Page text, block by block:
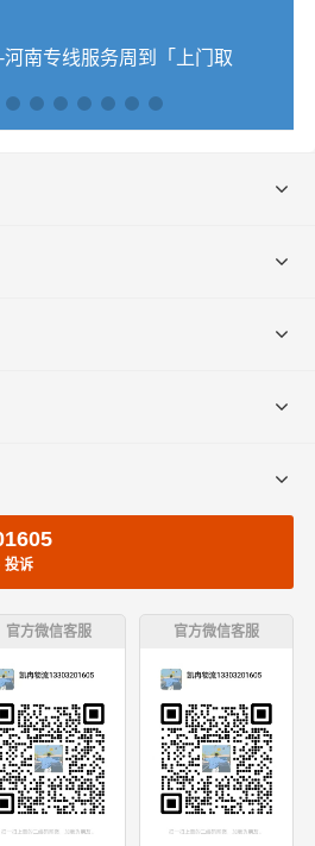
南专线服务周到「上门取
投诉
官方微信客服 官方微信客服